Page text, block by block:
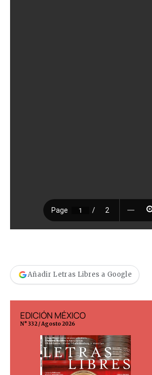
Añadir Letras Libres a Google
EDICIÓN MÉXICO
N° 332 / Agosto 2026